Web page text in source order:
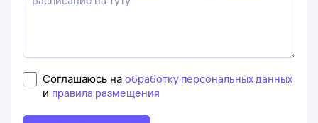
Соглашаюсь на обработку персональных данных
и правила размещения